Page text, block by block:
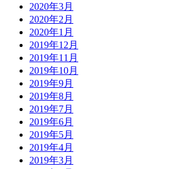
2020年3月
2020年2月
2020年1月
2019年12月
2019年11月
2019年10月
2019年9月
2019年8月
2019年7月
2019年6月
2019年5月
2019年4月
2019年3月